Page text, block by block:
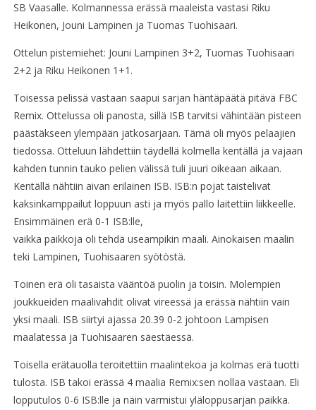
SB Vaasalle. Kolmannessa erässä maaleista vastasi Riku
Heikonen, Jouni Lampinen ja Tuomas Tuohisaari.
Ottelun pistemiehet: Jouni Lampinen 3+2, Tuomas Tuohisaari
2+2 ja Riku Heikonen 1+1.
Toisessa pelissä vastaan saapui sarjan häntäpäätä pitävä FBC
Remix. Ottelussa oli panosta, sillä ISB tarvitsi vähintään pisteen
päästäkseen ylempään jatkosarjaan. Tämä oli myös pelaajien
tiedossa. Otteluun lähdettiin täydellä kolmella kentällä ja vajaan
kahden tunnin tauko pelien välissä tuli juuri oikeaan aikaan.
Kentällä nähtiin aivan erilainen ISB. ISB:n pojat taistelivat
kaksinkamppailut loppuun asti ja myös pallo laitettiin liikkeelle.
Ensimmäinen erä 0-1 ISB:lle,
vaikka paikkoja oli tehdä useampikin maali. Ainokaisen maalin
teki Lampinen, Tuohisaaren syötöstä.
Toinen erä oli tasaista vääntöä puolin ja toisin. Molempien
joukkueiden maalivahdit olivat vireessä ja erässä nähtiin vain
yksi maali. ISB siirtyi ajassa 20.39 0-2 johtoon Lampisen
maalatessa ja Tuohisaaren säestäessä.
Toisella erätauolla teroitettiin maalintekoa ja kolmas erä tuotti
tulosta. ISB takoi erässä 4 maalia Remix:sen nollaa vastaan. Eli
lopputulos 0-6 ISB:lle ja näin varmistui yläloppusarjan paikka.